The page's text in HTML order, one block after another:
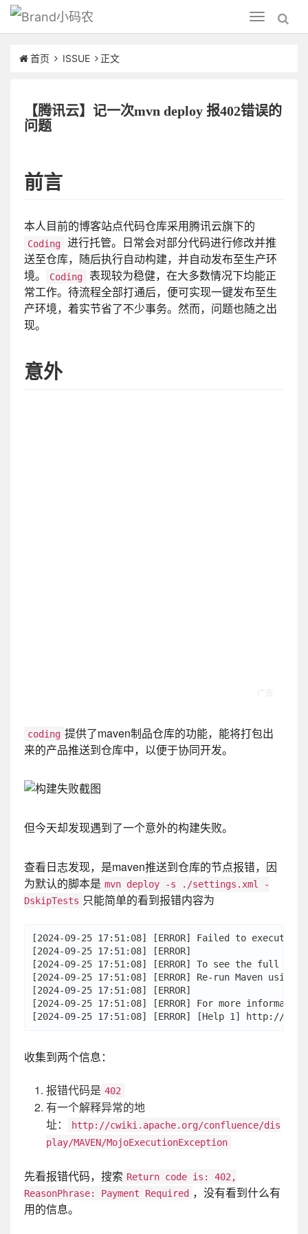
Toggle
navigation
小码农
首页 ISSUE 正文
【腾讯云】记一次mvn deploy 报402错误的
问题
前言
本人目前的博客站点代码仓库采用腾讯云旗下的
Coding
进行托管。日常会对部分代码进行修改并推
送至仓库，随后执行自动构建，并自动发布至生产环
境。
Coding
表现较为稳健，在大多数情况下均能正
常工作。待流程全部打通后，便可实现一键发布至生
产环境，着实节省了不少事务。然而，问题也随之出
现。
意外
coding 提供了maven制品仓库的功能，能将打包出
来的产品推送到仓库中，以便于协同开发。
但今天却发现遇到了一个意外的构建失败。
查看日志发现，是maven推送到仓库的节点报错，因
为默认的脚本是 mvn deploy -s ./settings.xml -
DskipTests 只能简单的看到报错内容为
[2024-09-25 17:51:08] [ERROR] Failed to
[2024-09-25 17:51:08] [ERROR]
[2024-09-25 17:51:08] [ERROR] To see the full
[2024-09-25 17:51:08] [ERROR] Re-run Maven
[2024-09-25 17:51:08] [ERROR]
[2024-09-25 17:51:08] [ERROR] For more
收集到两个信息：
报错代码是 402
有一个解释异常的地
址：
http://cwiki.apache.org/confluence/dis
play/MAVEN/MojoExecutionException
先看报错代码，搜索 Return code is: 402,
ReasonPhrase: Payment Required ，没有看到什么有
用的信息。